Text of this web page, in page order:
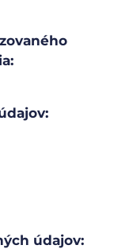
údajov: